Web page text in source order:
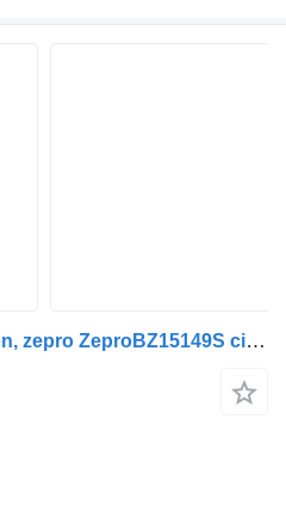
Volvo cilindro de elevación, zepro ZeproBZ15149S cilindro hidráulico para Volvo FM300 cabeza tractora